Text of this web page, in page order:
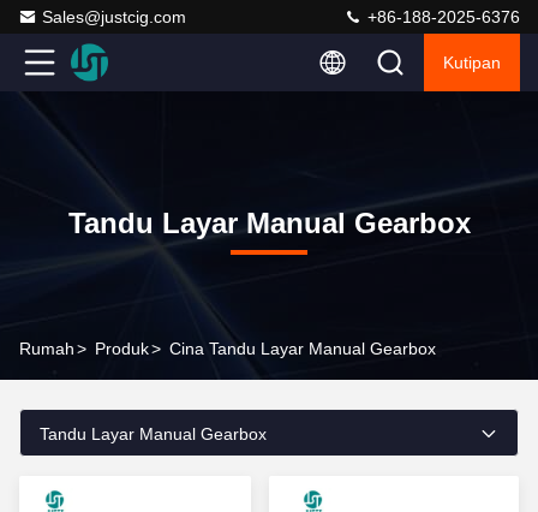
Sales@justcig.com +86-188-2025-6376
Kutipan
Tandu Layar Manual Gearbox
Rumah> Produk> Cina Tandu Layar Manual Gearbox
Tandu Layar Manual Gearbox